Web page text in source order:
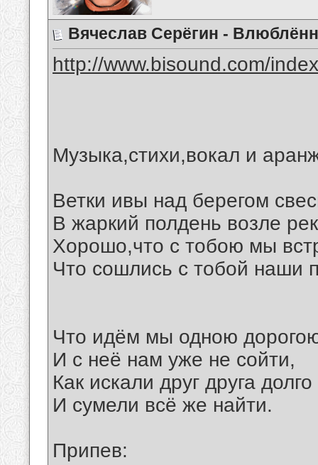
Вячеслав Серёгин -
http://www.bisound.com/
Музыка,стихи,вокал и
Ветки ивы над берегом
В жаркий полдень возле
Хорошо,что с тобою мы
Что сошлись с тобой наши
Что идём мы одною
И с неё нам уже не сойти,
Как искали друг друга
И сумели всё же найти.
Припев: